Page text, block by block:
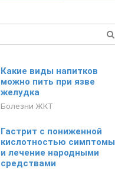
Какие виды напитков
можно пить при язве
желудка
Болезни ЖКТ
Гастрит с пониженной
кислотностью симптомы
и лечение народными
средствами